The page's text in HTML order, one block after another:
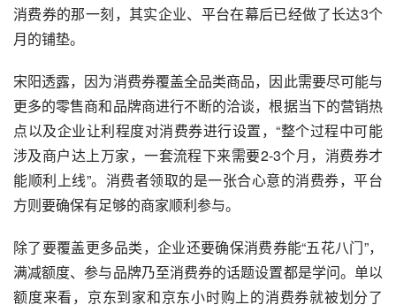
消费券的那一刻，其实企业、平台在幕后已经做了长达3个
月的铺垫。
宋阳透露，因为消费券覆盖全品类商品，因此需要尽可能与
更多的零售商和品牌商进行不断的洽谈，根据当下的营销热
点以及企业让利程度对消费券进行设置，“整个过程中可能
涉及商户达上万家，一套流程下来需要2-3个月，消费券才
能顺利上线”。消费者领取的是一张合心意的消费券，平台
方则要确保有足够的商家顺利参与。
除了要覆盖更多品类，企业还要确保消费券能“五花八门”，
满减额度、参与品牌乃至消费券的话题设置都是学问。单以
额度来看，京东到家和京东小时购上的消费券就被划分了